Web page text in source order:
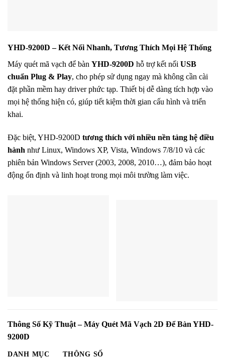
YHD-9200D – Kết Nối Nhanh, Tương Thích Mọi Hệ Thống
Máy quét mã vạch để bàn YHD-9200D hỗ trợ kết nối USB
chuẩn Plug & Play, cho phép sử dụng ngay mà không cần cài
đặt phần mềm hay driver phức tạp. Thiết bị dễ dàng tích hợp vào
mọi hệ thống hiện có, giúp tiết kiệm thời gian cấu hình và triển
khai.
Đặc biệt, YHD-9200D tương thích với nhiều nền tảng hệ điều
hành như Linux, Windows XP, Vista, Windows 7/8/10 và các
phiên bản Windows Server (2003, 2008, 2010…), đảm bảo hoạt
động ổn định và linh hoạt trong mọi môi trường làm việc.
Thông Số Kỹ Thuật – Máy Quét Mã Vạch 2D Để Bàn YHD-
9200D
DANH MỤC
THÔNG SỐ